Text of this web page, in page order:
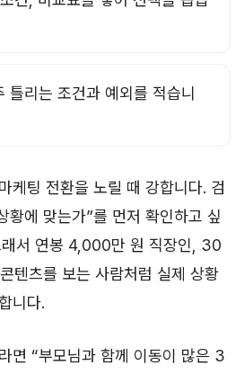
틀리는 조건과 예외를 적습니
케팅 전환을 노릴 때 강합니다. 검
황에 맞는가”를 먼저 확인하고 싶
래서 연봉 4,000만 원 직장인, 30
텐츠를 보는 사람처럼 실제 상황
니다.
면 “부모님과 함께 이동이 많은 3